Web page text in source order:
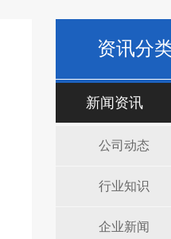
资讯分
新闻资讯
公司动态
行业知识
企业新闻